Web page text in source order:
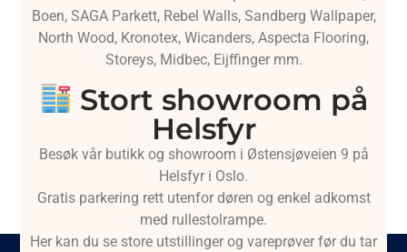
Boen, SAGA Parkett, Rebel Walls, Sandberg Wallpaper,
North Wood, Kronotex, Wicanders, Aspecta Flooring,
Storeys, Midbec, Eijffinger mm.
Stort showroom på
Helsfyr
Besøk vår butikk og showroom i Østensjøveien 9 på
Helsfyr i Oslo.
Gratis parkering rett utenfor døren og enkel adkomst
med rullestolrampe.
Her kan du se store utstillinger og vareprøver før du tar